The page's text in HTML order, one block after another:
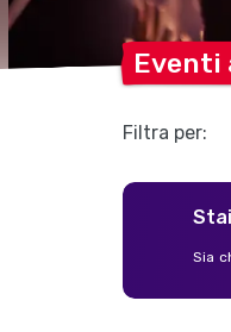
Eventi
Filtra per:
Sia